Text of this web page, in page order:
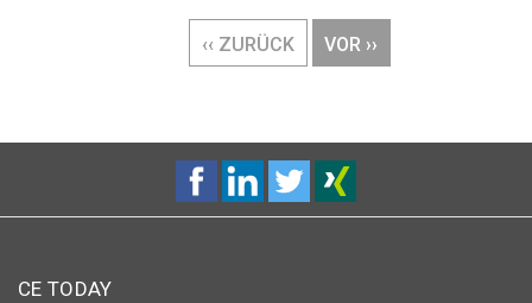
VORHERIGE
SEITE
‹‹ ZURÜCK
NÄCHSTE
SEITE
VOR ››
CE TODAY